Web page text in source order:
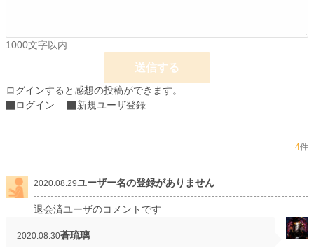
28 pt (56,925 位)
月間ポイント 189 pt (52,811 位)
1000文字以内
送信する
ログインすると感想の投稿ができます。
ログイン
新規ユーザ登録
4件
2020.08.29ユーザー名の登録がありません
退会済ユーザのコメントです
2020.08.30蒼琉璃